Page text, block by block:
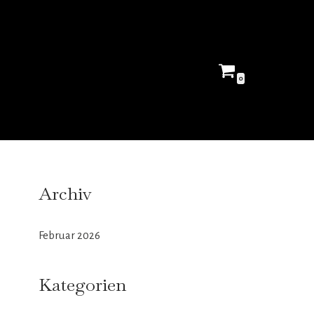
0
Archiv
Februar 2026
Kategorien